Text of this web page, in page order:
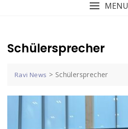
MENU
Schülersprecher
Ravi News > Schülersprecher